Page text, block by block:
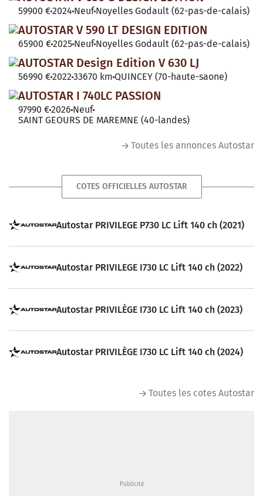
59900 €2024 Neuf Noyelles Godault (62-pas-de-calais)
AUTOSTAR V 590 LT DESIGN EDITION
65900 €2025 Neuf Noyelles Godault (62-pas-de-calais)
AUTOSTAR Design Edition V 630 LJ
56990 €2022 33670 km QUINCEY (70-haute-saone)
AUTOSTAR I 740LC PASSION
97990 €2026 Neuf
SAINT GEOURS DE MAREMNE (40-landes)
Toutes les annonces Autostar
COTES OFFICIELLES AUTOSTAR
Autostar PRIVILEGE P730 LC Lift 140 ch (2021)
Autostar PRIVILEGE I730 LC Lift 140 ch (2022)
Autostar PRIVILÈGE I730 LC Lift 140 ch (2023)
Autostar PRIVILÈGE I730 LC Lift 140 ch (2024)
Toutes les cotes Autostar